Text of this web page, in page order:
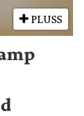
PLUSS